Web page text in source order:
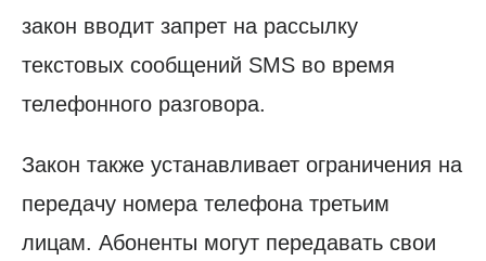
закон вводит запрет на рассылку
текстовых сообщений SMS во время
телефонного разговора.
Закон также устанавливает ограничения на
передачу номера телефона третьим
лицам. Абоненты могут передавать свои